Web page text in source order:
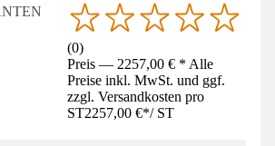
(0)
Preis — 2257,00 € * Alle
Preise inkl. MwSt. und ggf.
zzgl. Versandkosten pro
ST2257,00 €*/ ST